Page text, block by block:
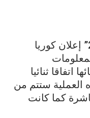
في حين نقلت وكالة “فرانس 24” إعلان كوريا
اتفاقا ثنائيا
ستتم من
كما كانت